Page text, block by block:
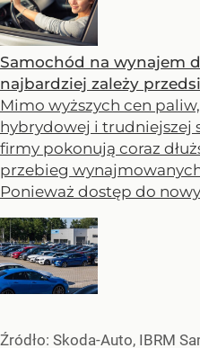
Samochód na wynajem
najbardziej zależy
Mimo wyższych cen
hybrydowej i trudniejszej
firmy pokonują coraz
przebieg
Ponieważ dostęp do
Źródło: Skoda-Auto, IBRM